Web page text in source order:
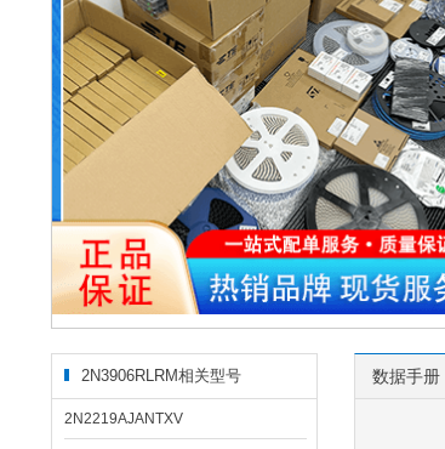
2N3906RLRM相关型号
2N2219AJANTXV
数据手册